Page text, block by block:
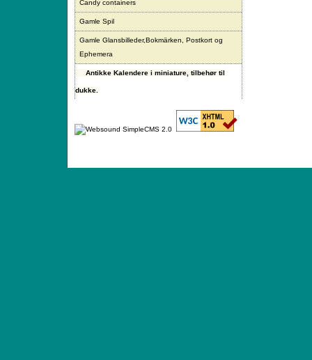
Candy containers
Gamle Spil
Gamle Glansbilleder,Bokmärken, Postkort og
Ephemera
Antikke Kalendere i miniature, tilbehør til
dukke.